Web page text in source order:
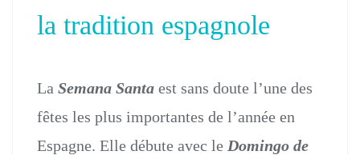
la tradition espagnole
La Semana Santa est sans doute l’une des
fêtes les plus importantes de l’année en
Espagne. Elle débute avec le Domingo de